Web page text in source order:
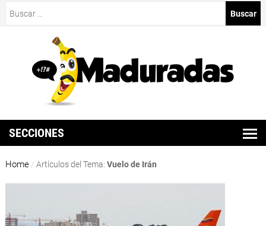
SECCIONES
Home / Artículos del Tema: Vuelo de Irán